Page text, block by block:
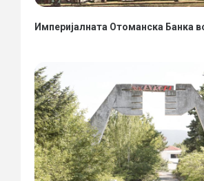
Империјалната Отоманска Банка